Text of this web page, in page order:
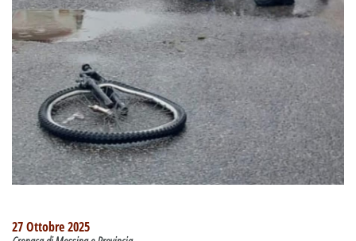
27 Ottobre 2025